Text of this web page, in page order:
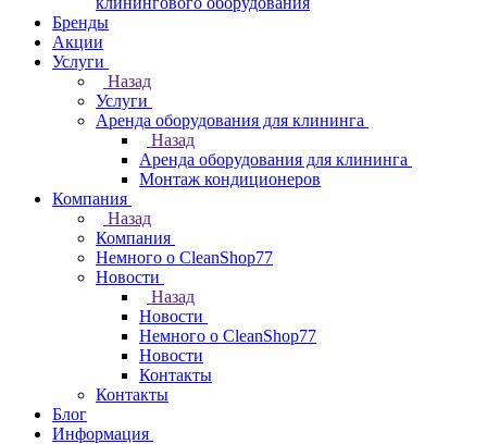
Бренды
Акции
Услуги
Назад
Услуги
Аренда оборудования для клининга
Назад
Аренда оборудования для клининга
Монтаж кондиционеров
Компания
Назад
Компания
Немного о CleanShop77
Новости
Назад
Новости
Немного о CleanShop77
Новости
Контакты
Контакты
Блог
Информация